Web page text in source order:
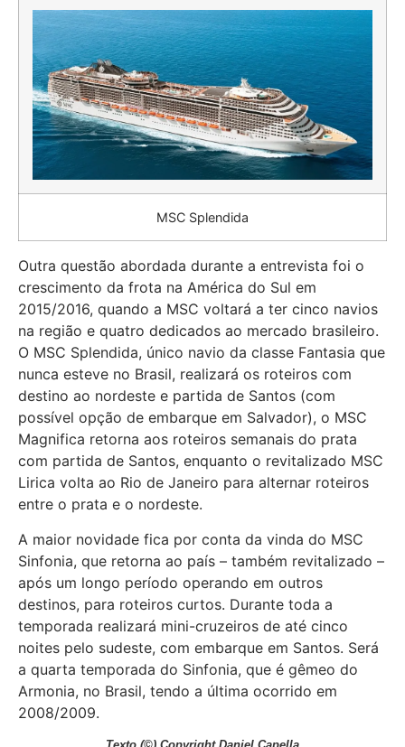
MSC Splendida
Outra questão abordada durante a entrevista foi o
crescimento da frota na América do Sul em
2015/2016, quando a MSC voltará a ter cinco navios
na região e quatro dedicados ao mercado brasileiro.
O MSC Splendida, único navio da classe Fantasia que
nunca esteve no Brasil, realizará os roteiros com
destino ao nordeste e partida de Santos (com
possível opção de embarque em Salvador), o MSC
Magnifica retorna aos roteiros semanais do prata
com partida de Santos, enquanto o revitalizado MSC
Lirica volta ao Rio de Janeiro para alternar roteiros
entre o prata e o nordeste.
A maior novidade fica por conta da vinda do MSC
Sinfonia, que retorna ao país – também revitalizado –
após um longo período operando em outros
destinos, para roteiros curtos. Durante toda a
temporada realizará mini-cruzeiros de até cinco
noites pelo sudeste, com embarque em Santos. Será
a quarta temporada do Sinfonia, que é gêmeo do
Armonia, no Brasil, tendo a última ocorrido em
2008/2009.